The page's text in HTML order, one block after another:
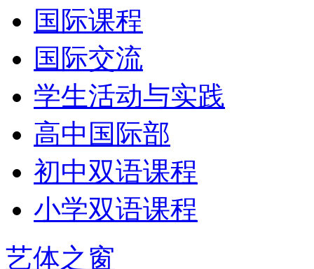
国际课程
国际交流
学生活动与实践
高中国际部
初中双语课程
小学双语课程
艺体之窗